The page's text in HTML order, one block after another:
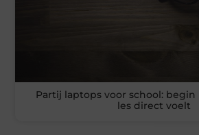
Partij laptops voor school:
les direct voelt